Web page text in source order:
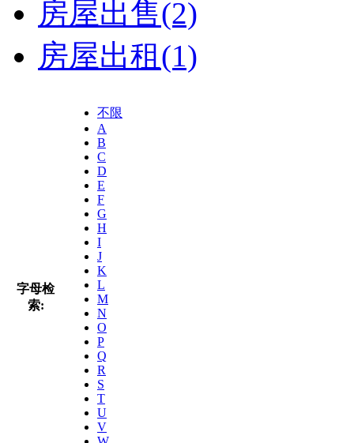
房屋出售(2)
房屋出租(1)
字母检
索:
不限
A
B
C
D
E
F
G
H
I
J
K
L
M
N
O
P
Q
R
S
T
U
V